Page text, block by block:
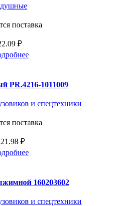
поставка
₽
PR.4216-1011009
и спецтехники
поставка
₽
160203602
и спецтехники